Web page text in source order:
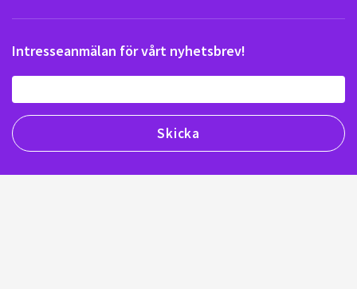
Intresseanmälan för vårt nyhetsbrev!